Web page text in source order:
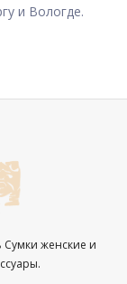
и Вологде.
Сумки женские и